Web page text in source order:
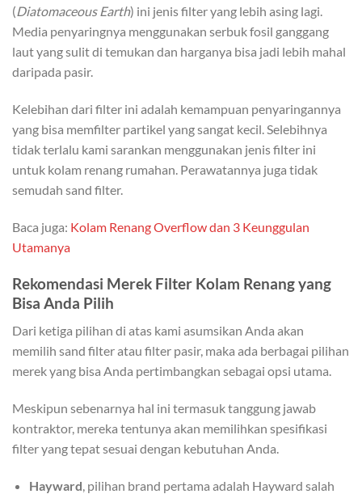
(Diatomaceous Earth) ini jenis filter yang lebih asing lagi.
Media penyaringnya menggunakan serbuk fosil ganggang
laut yang sulit di temukan dan harganya bisa jadi lebih mahal
daripada pasir.
Kelebihan dari filter ini adalah kemampuan penyaringannya
yang bisa memfilter partikel yang sangat kecil. Selebihnya
tidak terlalu kami sarankan menggunakan jenis filter ini
untuk kolam renang rumahan. Perawatannya juga tidak
semudah sand filter.
Baca juga: Kolam Renang Overflow dan 3 Keunggulan
Utamanya
Rekomendasi Merek Filter Kolam Renang yang
Bisa Anda Pilih
Dari ketiga pilihan di atas kami asumsikan Anda akan
memilih sand filter atau filter pasir, maka ada berbagai pilihan
merek yang bisa Anda pertimbangkan sebagai opsi utama.
Meskipun sebenarnya hal ini termasuk tanggung jawab
kontraktor, mereka tentunya akan memilihkan spesifikasi
filter yang tepat sesuai dengan kebutuhan Anda.
Hayward, pilihan brand pertama adalah Hayward salah